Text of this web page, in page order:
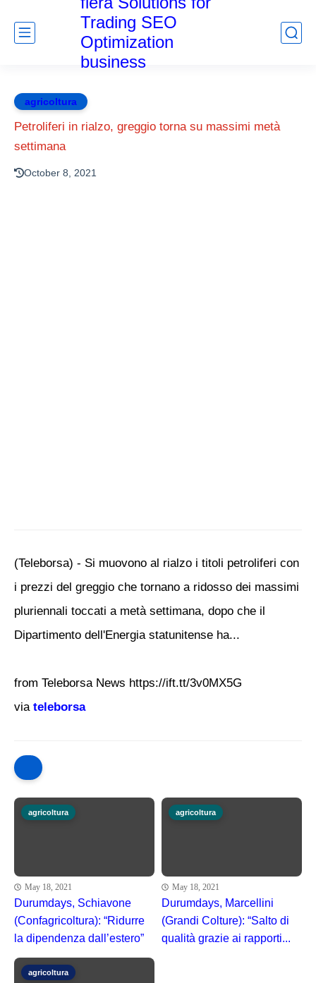
Trading SEO
Optimization
business
agricoltura
Petroliferi in rialzo, greggio torna su massimi metà
settimana
October 8, 2021
(Teleborsa) - Si muovono al rialzo i titoli petroliferi con
i prezzi del greggio che tornano a ridosso dei massimi
pluriennali toccati a metà settimana, dopo che il
Dipartimento dell'Energia statunitense ha...
from Teleborsa News https://ift.tt/3v0MX5G
via teleborsa
agricoltura
May 18, 2021
Durumdays, Schiavone
(Confagricoltura): “Ridurre
la dipendenza dall’estero”
agricoltura
May 18, 2021
Durumdays, Marcellini
(Grandi Colture): “Salto di
qualità grazie ai rapporti...
agricoltura